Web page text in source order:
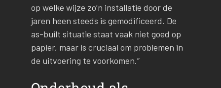
op welke wijze zo’n installatie door de
jaren heen steeds is gemodificeerd. De
as-built situatie staat vaak niet goed op
papier, maar is cruciaal om problemen in
de uitvoering te voorkomen.”